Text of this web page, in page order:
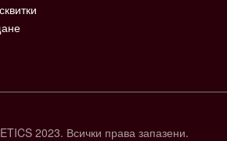
2023. Всички права запазени.